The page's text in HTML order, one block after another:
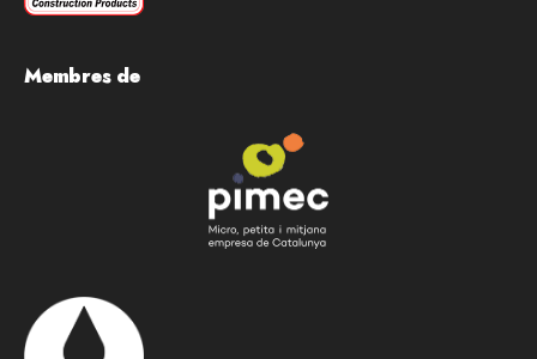
Membres de